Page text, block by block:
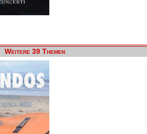
Weitere 39 Themen